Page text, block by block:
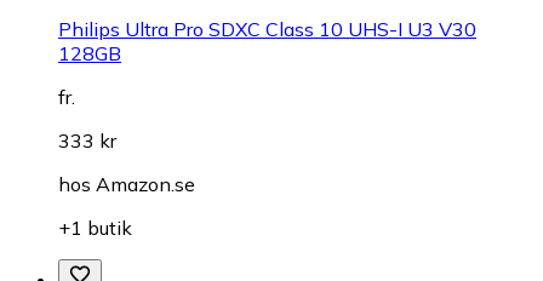
Philips Ultra Pro SDXC Class 10 UHS-I U3 V30
128GB
fr.
333 kr
hos Amazon.se
+1 butik